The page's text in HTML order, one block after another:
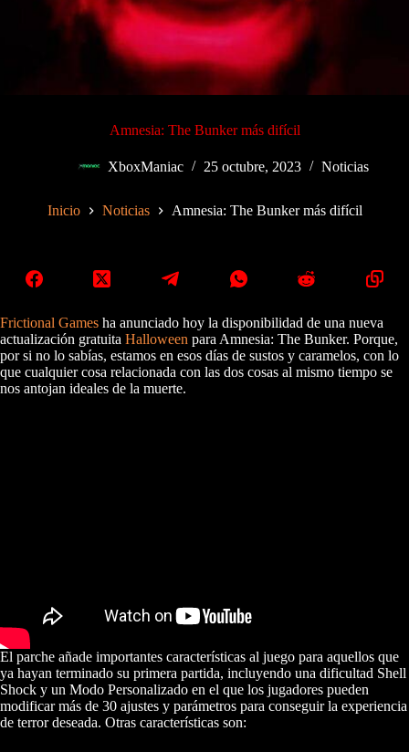
Amnesia: The Bunker más difícil
XboxManiac 25 octubre, 2023 Noticias
Inicio Noticias Amnesia: The Bunker más difícil
Frictional Games ha anunciado hoy la disponibilidad de una nueva
actualización gratuita Halloween para Amnesia: The Bunker. Porque,
por si no lo sabías, estamos en esos días de sustos y caramelos, con lo
que cualquier cosa relacionada con las dos cosas al mismo tiempo se
nos antojan ideales de la muerte.
El parche añade importantes características al juego para aquellos que
ya hayan terminado su primera partida, incluyendo una dificultad Shell
Shock y un Modo Personalizado en el que los jugadores pueden
modificar más de 30 ajustes y parámetros para conseguir la experiencia
de terror deseada. Otras características son: